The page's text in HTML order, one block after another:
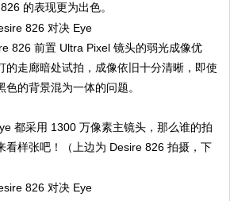
的表现更为出色。
826 前置 Ultra Pixel 镜头的弱光成像优
的走廊暗处试拍，成像依旧十分清晰，即使
的背景混为一体的问题。
都采用 1300 万像素主镜头，那么谁的拍
看样张吧！（上边为 Desire 826 拍摄，下